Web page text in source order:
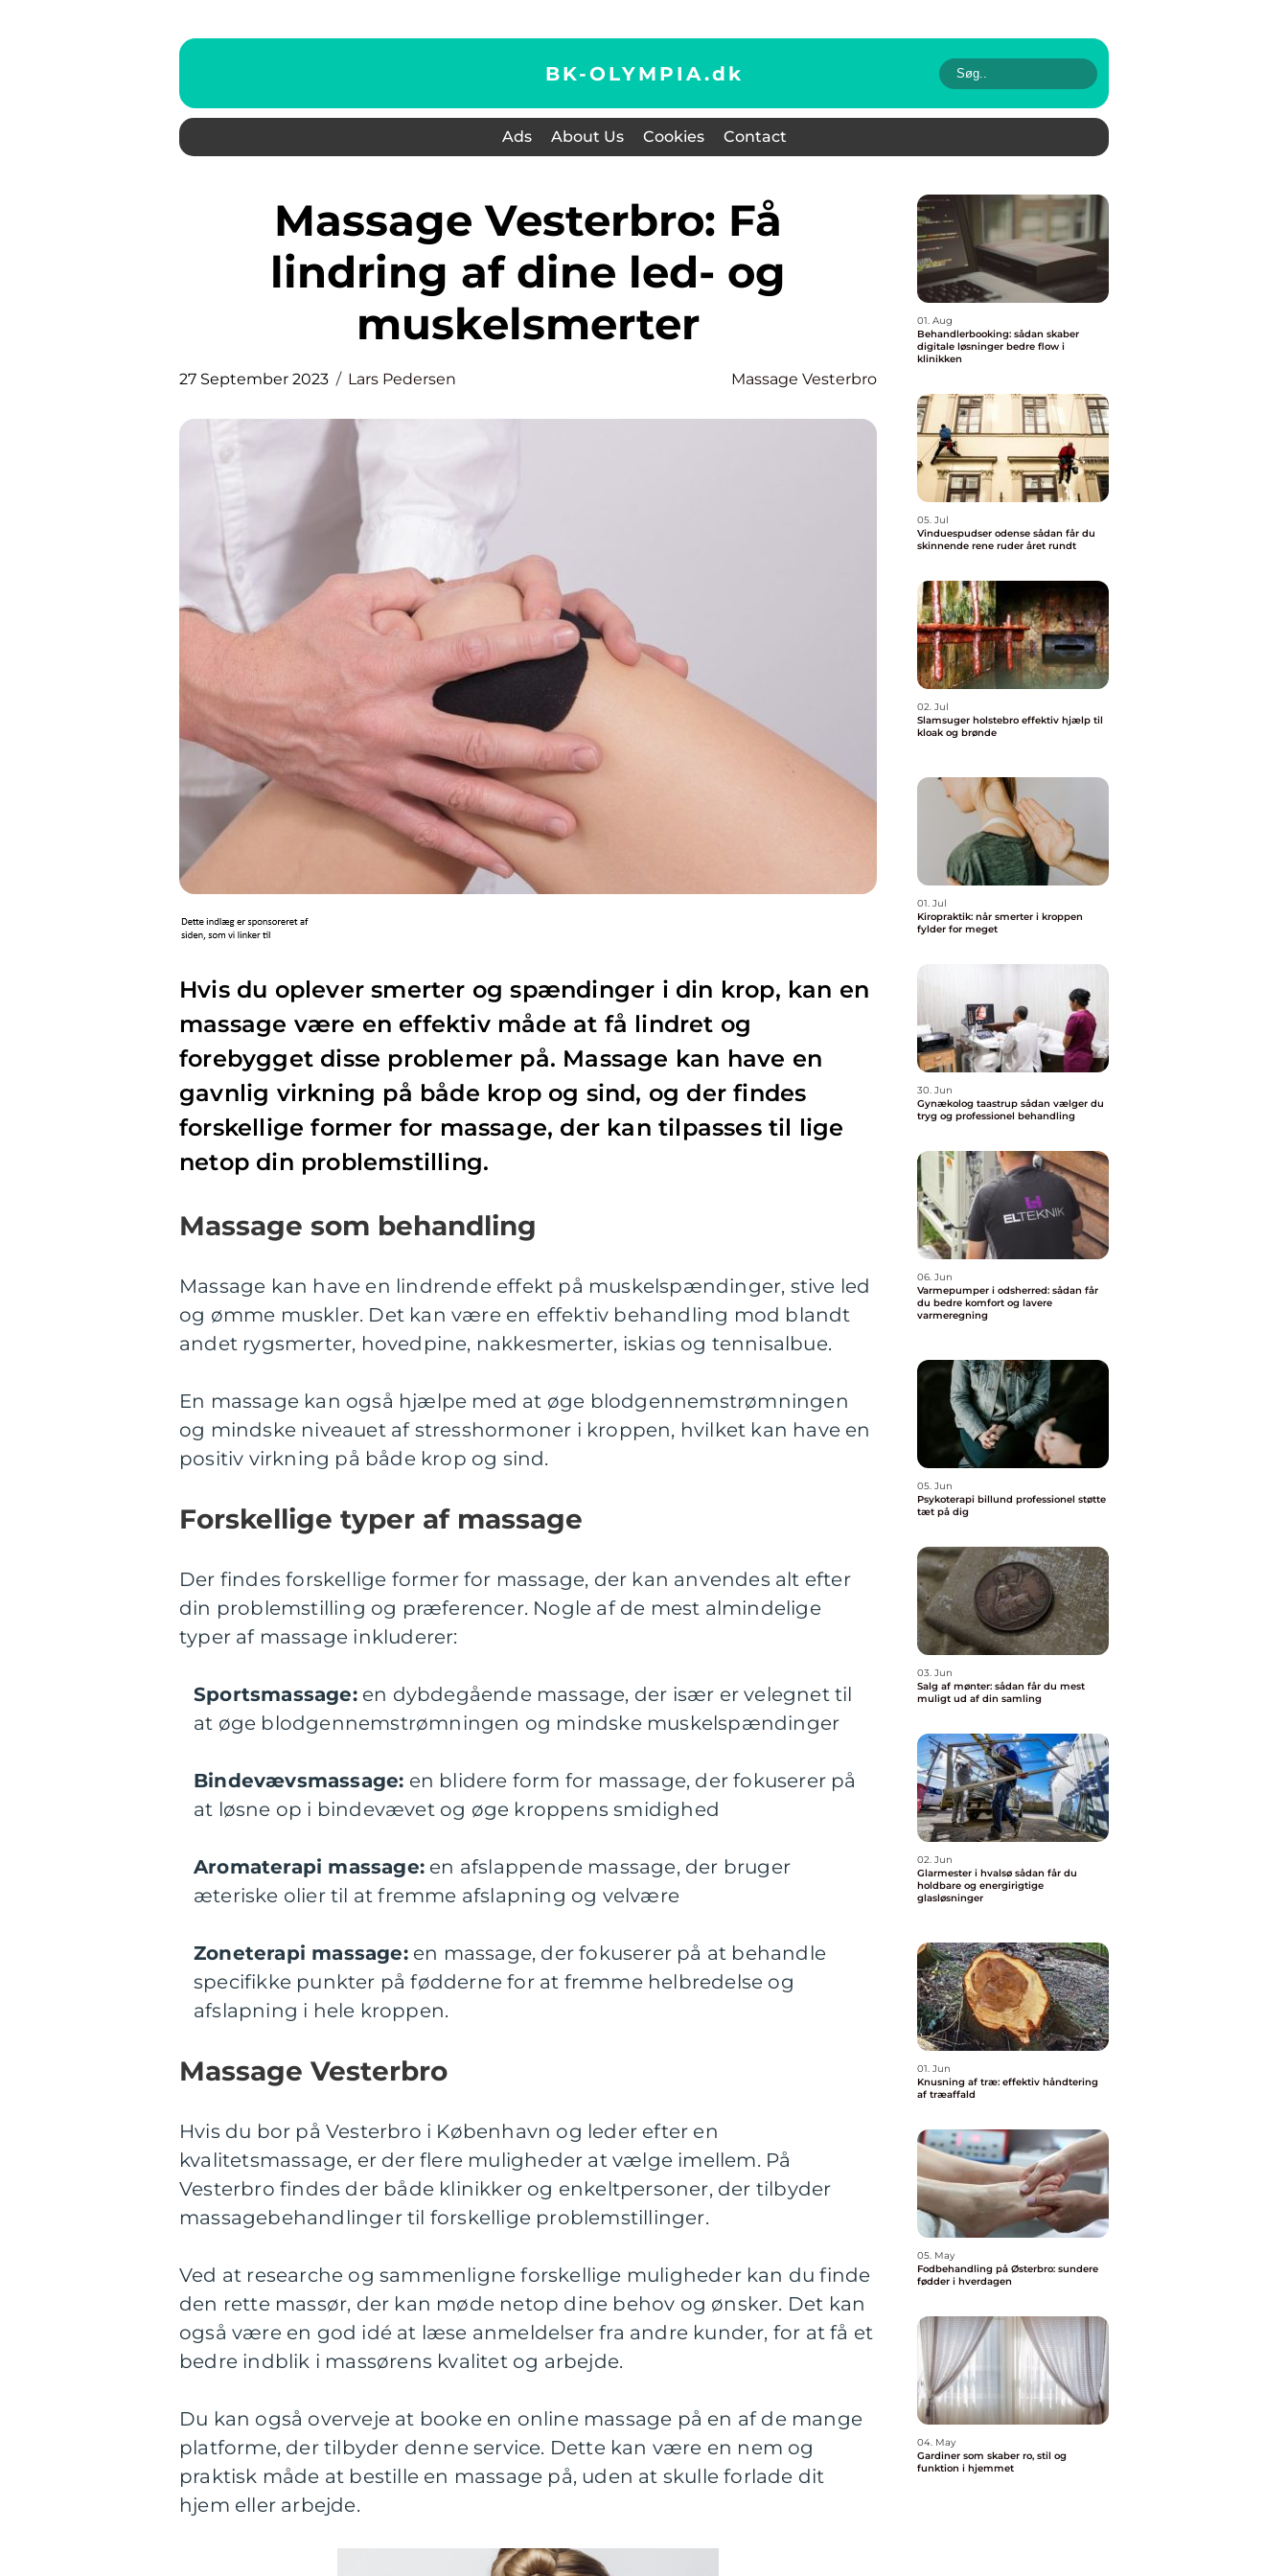
BK-OLYMPIA.dk
Ads About Us Cookies Contact
Massage Vesterbro: Få
lindring af dine led- og
muskelsmerter
27 September 2023 Lars Pedersen Massage Vesterbro
Hvis du oplever smerter og spændinger i din krop, kan en
massage være en effektiv måde at få lindret og
forebygget disse problemer på. Massage kan have en
gavnlig virkning på både krop og sind, og der findes
forskellige former for massage, der kan tilpasses til lige
netop din problemstilling.
Massage som behandling
Massage kan have en lindrende effekt på muskelspændinger, stive led
og ømme muskler. Det kan være en effektiv behandling mod blandt
andet rygsmerter, hovedpine, nakkesmerter, iskias og tennisalbue.
En massage kan også hjælpe med at øge blodgennemstrømningen
og mindske niveauet af stresshormoner i kroppen, hvilket kan have en
positiv virkning på både krop og sind.
Forskellige typer af massage
Der findes forskellige former for massage, der kan anvendes alt efter
din problemstilling og præferencer. Nogle af de mest almindelige
typer af massage inkluderer:
Sportsmassage:en dybdegående massage, der især er velegnet til
at øge blodgennemstrømningen og mindske muskelspændinger
Bindevævsmassage: en blidere form for massage, der fokuserer på
at løsne op i bindevævet og øge kroppens smidighed
Aromaterapi massage: en afslappende massage, der bruger
æteriske olier til at fremme afslapning og velvære
Zoneterapi massage:en massage, der fokuserer på at behandle
specifikke punkter på fødderne for at fremme helbredelse og
afslapning i hele kroppen.
Massage Vesterbro
Hvis du bor på Vesterbro i København og leder efter en
kvalitetsmassage, er der flere muligheder at vælge imellem. På
Vesterbro findes der både klinikker og enkeltpersoner, der tilbyder
massagebehandlinger til forskellige problemstillinger.
Ved at researche og sammenligne forskellige muligheder kan du finde
den rette massør, der kan møde netop dine behov og ønsker. Det kan
også være en god idé at læse anmeldelser fra andre kunder, for at få et
bedre indblik i massørens kvalitet og arbejde.
Du kan også overveje at booke en online massage på en af de mange
platforme, der tilbyder denne service. Dette kan være en nem og
praktisk måde at bestille en massage på, uden at skulle forlade dit
hjem eller arbejde.
01. Aug
Behandlerbooking: sådan skaber
digitale løsninger bedre flow i
klinikken
05. Jul
Vinduespudser odense sådan får du
skinnende rene ruder året rundt
02. Jul
Slamsuger holstebro effektiv hjælp til
kloak og brønde
01. Jul
Kiropraktik: når smerter i kroppen
fylder for meget
30. Jun
Gynækolog taastrup sådan vælger du
tryg og professionel behandling
06. Jun
Varmepumper i odsherred: sådan får
du bedre komfort og lavere
varmeregning
05. Jun
Psykoterapi billund professionel støtte
tæt på dig
03. Jun
Salg af mønter: sådan får du mest
muligt ud af din samling
02. Jun
Glarmester i hvalsø sådan får du
holdbare og energirigtige
glasløsninger
01. Jun
Knusning af træ: effektiv håndtering
af træaffald
05. May
Fodbehandling på Østerbro: sundere
fødder i hverdagen
04. May
Gardiner som skaber ro, stil og
funktion i hjemmet